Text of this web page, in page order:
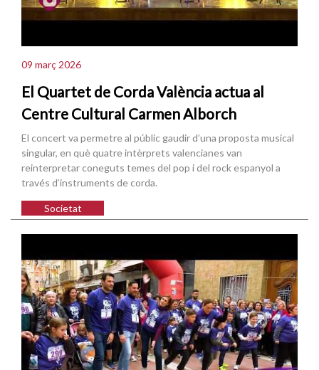
09 març 2026
El Quartet de Corda València actua al
Centre Cultural Carmen Alborch
El concert va permetre al públic gaudir d’una proposta musical
singular, en què quatre intèrprets valencianes van
reinterpretar coneguts temes del pop i del rock espanyol a
través d’instruments de corda.
Societat